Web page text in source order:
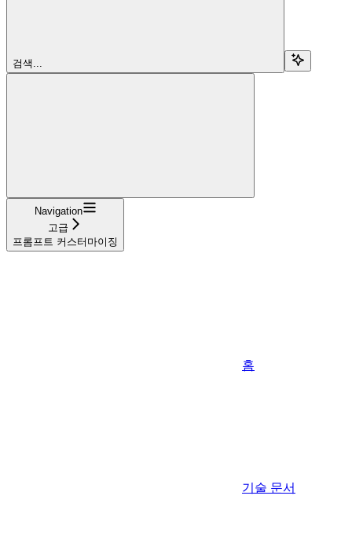
검색...
Navigation
고급
프롬프트 커스터마이징
홈
기술 문서